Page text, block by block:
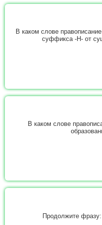
В каком слове
суффикса -Н- от
В каком слове
Продолжите